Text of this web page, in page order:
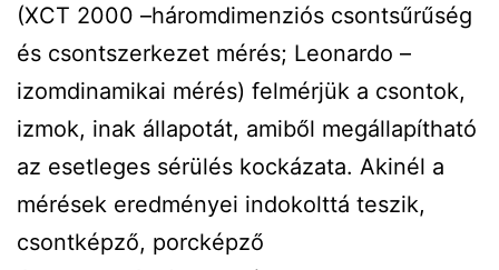
(XCT 2000 –háromdimenziós csontsűrűség
és csontszerkezet mérés; Leonardo –
izomdinamikai mérés) felmérjük a csontok,
izmok, inak állapotát, amiből megállapítható
az esetleges sérülés kockázata. Akinél a
mérések eredményei indokolttá teszik,
csontképző, porcképző